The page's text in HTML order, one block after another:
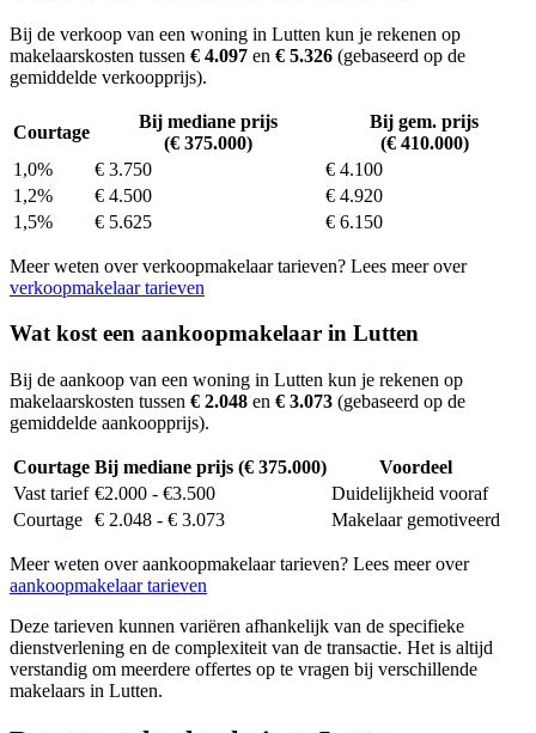
Bij de verkoop van een woning in Lutten kun je rekenen op
makelaarskosten tussen € 4.097 en € 5.326 (gebaseerd op de
gemiddelde verkoopprijs).
Courtage
Bij mediane prijs
(€ 375.000)
Bij gem. prijs
(€ 410.000)
1,0%
€ 3.750
€ 4.100
1,2%
€ 4.500
€ 4.920
1,5%
€ 5.625 € 6.150
Meer weten over verkoopmakelaar tarieven? Lees meer over
verkoopmakelaar tarieven
Wat kost een aankoopmakelaar in Lutten
Bij de aankoop van een woning in Lutten kun je rekenen op
makelaarskosten tussen € 2.048 en € 3.073 (gebaseerd op de
gemiddelde aankoopprijs).
Courtage Bij mediane prijs (€ 375.000)
Voordeel
Vast tarief €2.000 - €3.500
Duidelijkheid vooraf
Courtage € 2.048 - € 3.073 Makelaar gemotiveerd
Meer weten over aankoopmakelaar tarieven? Lees meer over
aankoopmakelaar tarieven
Deze tarieven kunnen variëren afhankelijk van de specifieke
dienstverlening en de complexiteit van de transactie. Het is altijd
verstandig om meerdere offertes op te vragen bij verschillende
makelaars in Lutten.